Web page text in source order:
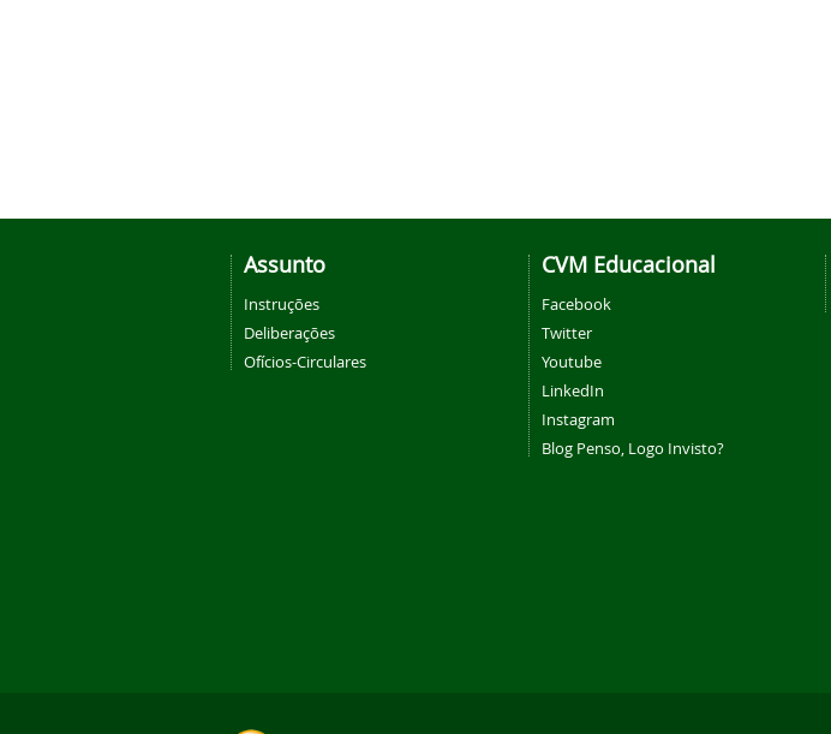
Assunto
Instruções
Deliberações
Ofícios-Circulares
CVM Educacional
Facebook
Twitter
Youtube
LinkedIn
Instagram
Blog Penso, Logo Invisto?